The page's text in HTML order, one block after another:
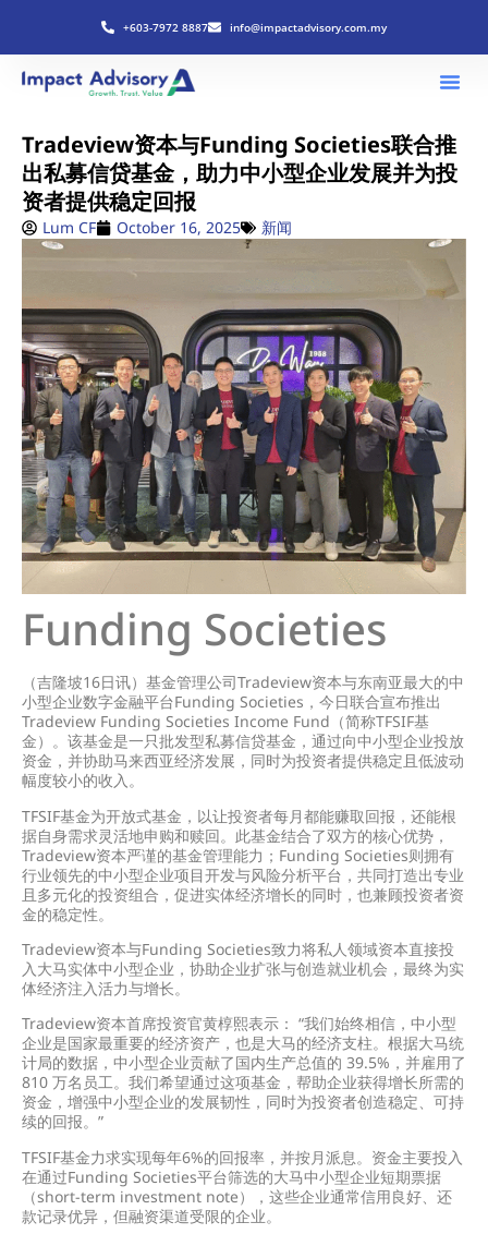
+603-7972 8887 info@impactadvisory.com.my
Tradeview资本与Funding Societies联合推
出私募信贷基金，助力中小型企业发展并为投
资者提供稳定回报
Lum CF October 16, 2025 新闻
Funding Societies
（吉隆坡16日讯）基金管理公司Tradeview资本与东南亚最大的中
小型企业数字金融平台Funding Societies，今日联合宣布推出
Tradeview Funding Societies Income Fund（简称TFSIF基
金）。该基金是一只批发型私募信贷基金，通过向中小型企业投放
资金，并协助马来西亚经济发展，同时为投资者提供稳定且低波动
幅度较小的收入。
TFSIF基金为开放式基金，以让投资者每月都能赚取回报，还能根
据自身需求灵活地申购和赎回。此基金结合了双方的核心优势，
Tradeview资本严谨的基金管理能力；Funding Societies则拥有
行业领先的中小型企业项目开发与风险分析平台，共同打造出专业
且多元化的投资组合，促进实体经济增长的同时，也兼顾投资者资
金的稳定性。
Tradeview资本与Funding Societies致力将私人领域资本直接投
入大马实体中小型企业，协助企业扩张与创造就业机会，最终为实
体经济注入活力与增长。
Tradeview资本首席投资官黄椁熙表示： “我们始终相信，中小型
企业是国家最重要的经济资产，也是大马的经济支柱。根据大马统
计局的数据，中小型企业贡献了国内生产总值的 39.5%，并雇用了
810 万名员工。我们希望通过这项基金，帮助企业获得增长所需的
资金，增强中小型企业的发展韧性，同时为投资者创造稳定、可持
续的回报。”
TFSIF基金力求实现每年6%的回报率，并按月派息。资金主要投入
在通过Funding Societies平台筛选的大马中小型企业短期票据
（short-term investment note），这些企业通常信用良好、还
款记录优异，但融资渠道受限的企业。